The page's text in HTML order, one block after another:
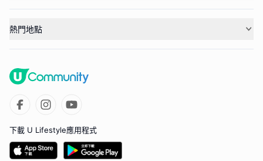
熱門地點
下載 U Lifestyle應用程式